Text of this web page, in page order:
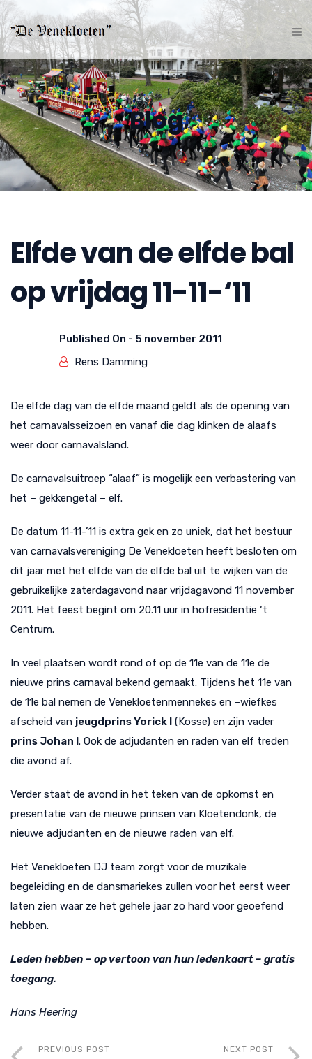
Blog
Elfde van de elfde bal
op vrijdag 11-11-‘11
Published On - 5 november 2011
Rens Damming
De elfde dag van de elfde maand geldt als de opening van
het carnavalsseizoen en vanaf die dag klinken de alaafs
weer door carnavalsland.
De carnavalsuitroep “alaaf” is mogelijk een verbastering van
het – gekkengetal – elf.
De datum 11-11-’11 is extra gek en zo uniek, dat het bestuur
van carnavalsvereniging De Venekloeten heeft besloten om
dit jaar met het elfde van de elfde bal uit te wijken van de
gebruikelijke zaterdagavond naar vrijdagavond 11 november
2011. Het feest begint om 20.11 uur in hofresidentie ‘t
Centrum.
In veel plaatsen wordt rond of op de 11e van de 11e de
nieuwe prins carnaval bekend gemaakt. Tijdens het 11e van
de 11e bal nemen de Venekloetenmennekes en –wiefkes
afscheid van jeugdprins Yorick I (Kosse) en zijn vader
prins Johan I. Ook de adjudanten en raden van elf treden
die avond af.
Verder staat de avond in het teken van de opkomst en
presentatie van de nieuwe prinsen van Kloetendonk, de
nieuwe adjudanten en de nieuwe raden van elf.
Het Venekloeten DJ team zorgt voor de muzikale
begeleiding en de dansmariekes zullen voor het eerst weer
laten zien waar ze het gehele jaar zo hard voor geoefend
hebben.
Leden hebben – op vertoon van hun ledenkaart – gratis
toegang.
Hans Heering
PREVIOUS POST NEXT POST